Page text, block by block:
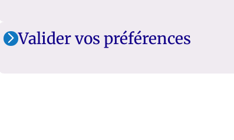
Valider vos préférences